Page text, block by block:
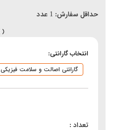
حداقل سفارش: 1 عدد
انتخاب گارانتی:
گارانتی اصالت و سلامت فیزیکی